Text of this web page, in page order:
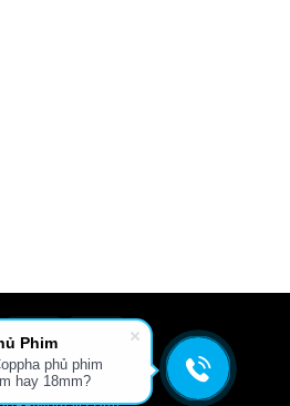
LIỆU LIÊN HỆ
Phim
phủ phim
hay 18mm?